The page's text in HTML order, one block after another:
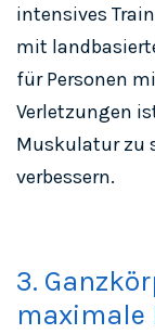
intensives
mit
für Personen
Verletzungen
Muskulatur zu
verbessern.
3.
maximale